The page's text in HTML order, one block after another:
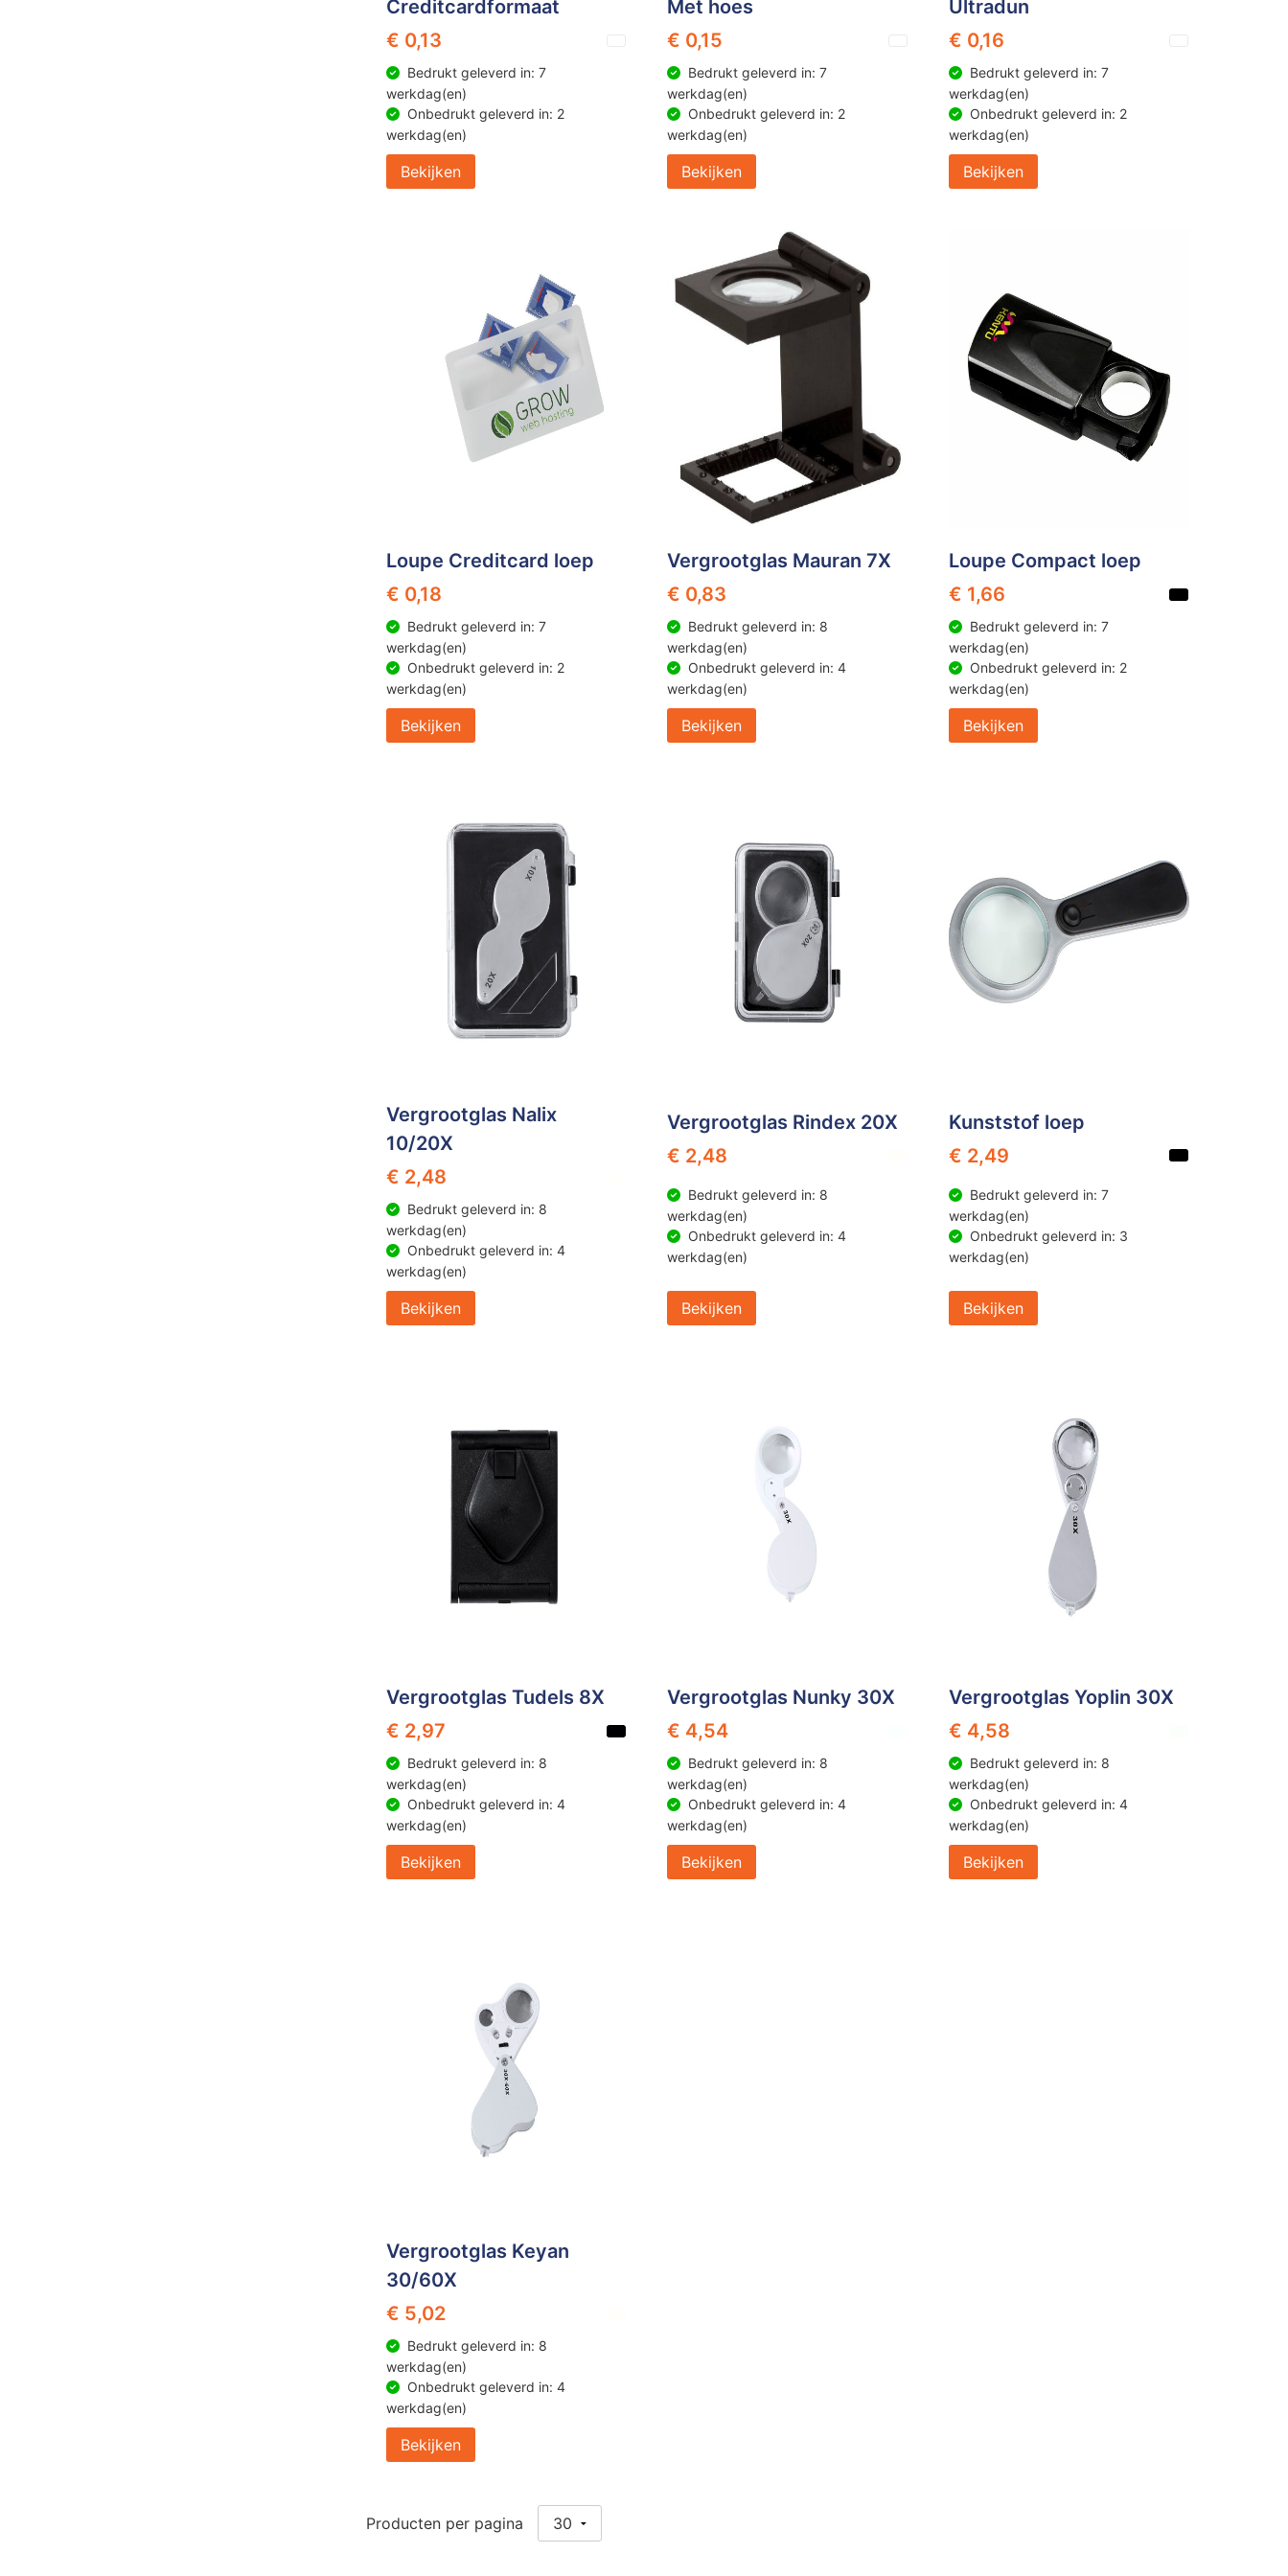
Creditcardformaat
€ 0,13
Bedrukt geleverd in: 7
werkdag(en)
Onbedrukt geleverd in: 2
werkdag(en)
Bekijken
Met hoes
€ 0,15
Bedrukt geleverd in: 7
werkdag(en)
Onbedrukt geleverd in: 2
werkdag(en)
Bekijken
Ultradun
€ 0,16
Bedrukt geleverd in: 7
werkdag(en)
Onbedrukt geleverd in: 2
werkdag(en)
Bekijken
Loupe Creditcard loep
€ 0,18
Bedrukt geleverd in: 7
werkdag(en)
Onbedrukt geleverd in: 2
werkdag(en)
Bekijken
Vergrootglas Mauran 7X
€ 0,83
Bedrukt geleverd in: 8
werkdag(en)
Onbedrukt geleverd in: 4
werkdag(en)
Bekijken
Loupe Compact loep
€ 1,66
Bedrukt geleverd in: 7
werkdag(en)
Onbedrukt geleverd in: 2
werkdag(en)
Bekijken
Vergrootglas Nalix
10/20X
€ 2,48
Bedrukt geleverd in: 8
werkdag(en)
Onbedrukt geleverd in: 4
werkdag(en)
Bekijken
Vergrootglas Rindex 20X
€ 2,48
Bedrukt geleverd in: 8
werkdag(en)
Onbedrukt geleverd in: 4
werkdag(en)
Bekijken
Kunststof loep
€ 2,49
Bedrukt geleverd in: 7
werkdag(en)
Onbedrukt geleverd in: 3
werkdag(en)
Bekijken
Vergrootglas Tudels 8X
€ 2,97
Bedrukt geleverd in: 8
werkdag(en)
Onbedrukt geleverd in: 4
werkdag(en)
Bekijken
Vergrootglas Nunky 30X
€ 4,54
Bedrukt geleverd in: 8
werkdag(en)
Onbedrukt geleverd in: 4
werkdag(en)
Bekijken
Vergrootglas Yoplin 30X
€ 4,58
Bedrukt geleverd in: 8
werkdag(en)
Onbedrukt geleverd in: 4
werkdag(en)
Bekijken
Vergrootglas Keyan
30/60X
€ 5,02
Bedrukt geleverd in: 8
werkdag(en)
Onbedrukt geleverd in: 4
werkdag(en)
Bekijken
Producten per pagina